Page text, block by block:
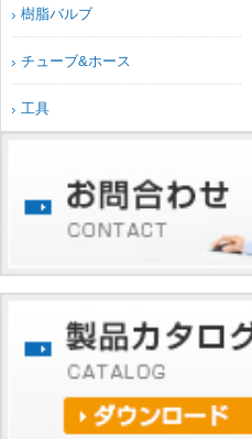
樹脂バルブ
チューブ&ホース
工具